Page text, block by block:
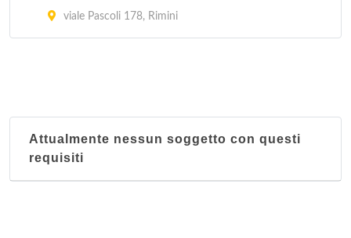
viale Pascoli 178, Rimini
Attualmente nessun soggetto con questi
requisiti